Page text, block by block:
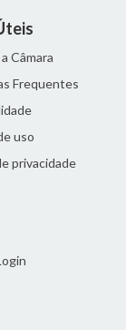
Câmara
Frequentes
uso
privacidade